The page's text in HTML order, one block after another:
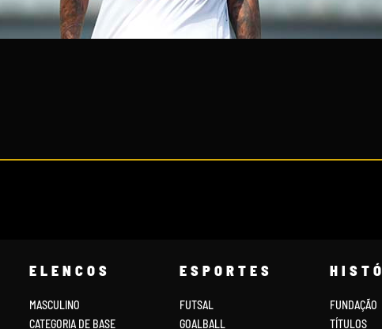
ELENCOS
MASCULINO
CATEGORIA DE BASE
ESPORTES
FUTSAL
GOALBALL
FUNDAÇÃO
TÍTULOS